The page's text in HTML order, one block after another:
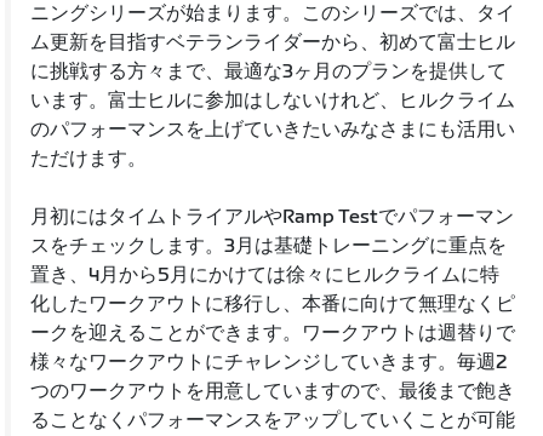
ニングシリーズが始まります。このシリーズでは、タイ
ム更新を目指すベテランライダーから、初めて富士ヒル
に挑戦する方々まで、最適な3ヶ月のプランを提供して
います。富士ヒルに参加はしないけれど、ヒルクライム
のパフォーマンスを上げていきたいみなさまにも活用い
ただけます。
月初にはタイムトライアルやRamp Testでパフォーマン
スをチェックします。3月は基礎トレーニングに重点を
置き、4月から5月にかけては徐々にヒルクライムに特
化したワークアウトに移行し、本番に向けて無理なくピ
ークを迎えることができます。ワークアウトは週替りで
様々なワークアウトにチャレンジしていきます。毎週2
つのワークアウトを用意していますので、最後まで飽き
ることなくパフォーマンスをアップしていくことが可能